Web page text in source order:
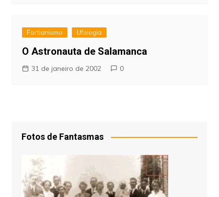
Fortianismo Ufologia
O Astronauta de Salamanca
31 de janeiro de 2002 0
Fotos de Fantasmas